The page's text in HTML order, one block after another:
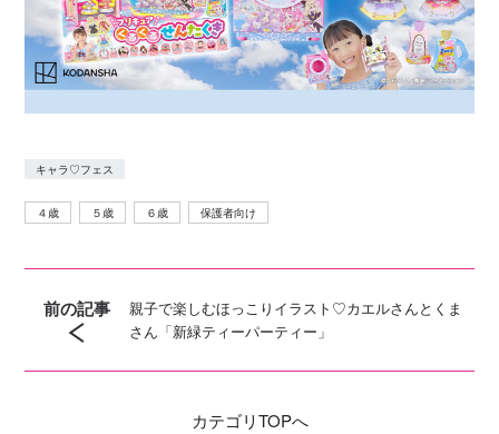
キャラ♡フェス
４歳 ５歳 ６歳 保護者向け
前の記事
親子で楽しむほっこりイラスト♡カエルさんとくま
さん「新緑ティーパーティー」
カテゴリTOPへ